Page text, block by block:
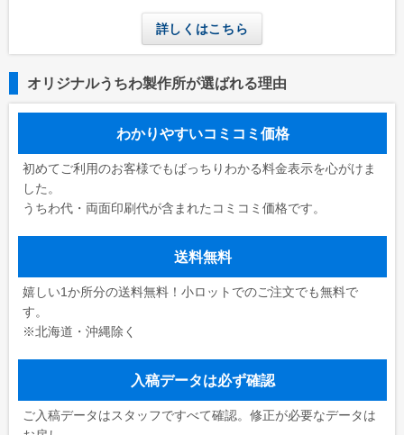
HOW TO うちわ作り
デザインのコツ
うちわ広告について
グループサイト
レスタス
封筒印刷製作所
名入れタオル製作所
印鑑・ゴム印製作所
お名前シール製作所
詳しくはこちら
オリジナルうちわ製作所が選ばれる理由
わかりやすいコミコミ価格
初めてご利用のお客様でもばっちりわかる料金表示を心がけま
した。
うちわ代・両面印刷代が含まれたコミコミ価格です。
送料無料
嬉しい1か所分の送料無料！小ロットでのご注文でも無料で
す。
※北海道・沖縄除く
入稿データは必ず確認
ご入稿データはスタッフですべて確認。修正が必要なデータは